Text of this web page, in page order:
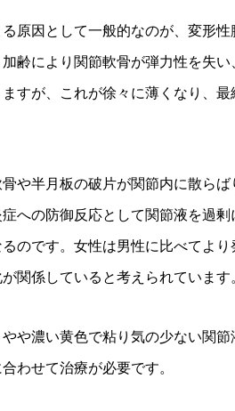
原因として一般的なのが、変形
加齢により関節軟骨が弾力性を失
ますが、これが徐々に薄くなり、
や半月板の破片が関節内に散ら
への防御反応として関節液を過
るのです。女性は男性に比べてよ
関係していると考えられています
や濃い黄色で粘り気の少ない関
わせて治療が必要です。